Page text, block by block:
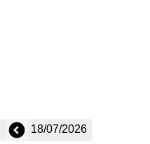
18/07/2026